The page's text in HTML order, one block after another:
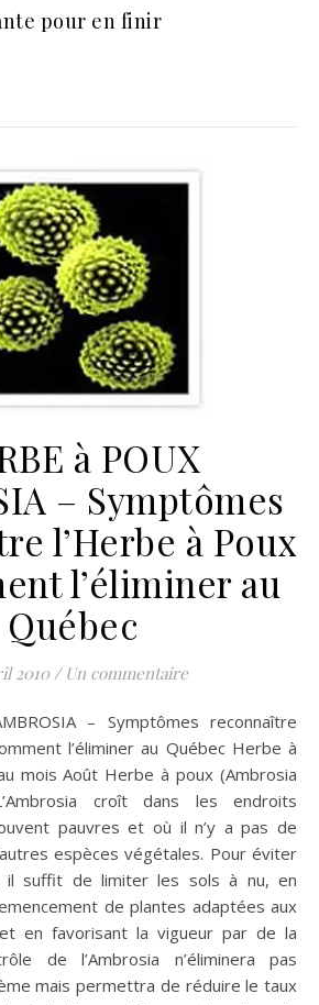
pour en finir
à POUX
– Symptômes
l’Herbe à Poux
l’éliminer au
Québec
2010 / Un commentaire
l’éliminer au Québec Herbe à
mois Août Herbe à poux (Ambrosia
croît dans les endroits
pauvres et où il n’y a pas de
espèces végétales. Pour éviter
il suffit de limiter les sols à nu, en
de plantes adaptées aux
en favorisant la vigueur par de la
de l’Ambrosia n’éliminera pas
mais permettra de réduire le taux